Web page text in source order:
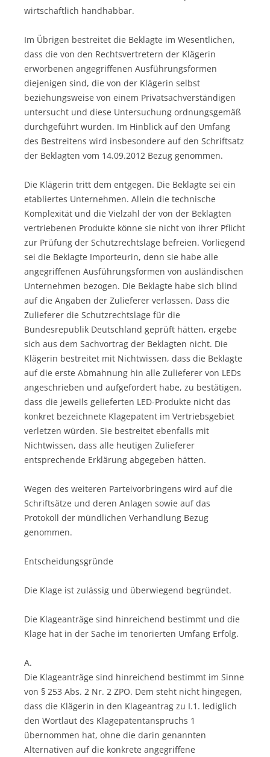
wirtschaftlich handhabbar.
Im Übrigen bestreitet die Beklagte im Wesentlichen,
dass die von den Rechtsvertretern der Klägerin
erworbenen angegriffenen Ausführungsformen
diejenigen sind, die von der Klägerin selbst
beziehungsweise von einem Privatsachverständigen
untersucht und diese Untersuchung ordnungsgemäß
durchgeführt wurden. Im Hinblick auf den Umfang
des Bestreitens wird insbesondere auf den Schriftsatz
der Beklagten vom 14.09.2012 Bezug genommen.
Die Klägerin tritt dem entgegen. Die Beklagte sei ein
etabliertes Unternehmen. Allein die technische
Komplexität und die Vielzahl der von der Beklagten
vertriebenen Produkte könne sie nicht von ihrer Pflicht
zur Prüfung der Schutzrechtslage befreien. Vorliegend
sei die Beklagte Importeurin, denn sie habe alle
angegriffenen Ausführungsformen von ausländischen
Unternehmen bezogen. Die Beklagte habe sich blind
auf die Angaben der Zulieferer verlassen. Dass die
Zulieferer die Schutzrechtslage für die
Bundesrepublik Deutschland geprüft hätten, ergebe
sich aus dem Sachvortrag der Beklagten nicht. Die
Klägerin bestreitet mit Nichtwissen, dass die Beklagte
auf die erste Abmahnung hin alle Zulieferer von LEDs
angeschrieben und aufgefordert habe, zu bestätigen,
dass die jeweils gelieferten LED-Produkte nicht das
konkret bezeichnete Klagepatent im Vertriebsgebiet
verletzen würden. Sie bestreitet ebenfalls mit
Nichtwissen, dass alle heutigen Zulieferer
entsprechende Erklärung abgegeben hätten.
Wegen des weiteren Parteivorbringens wird auf die
Schriftsätze und deren Anlagen sowie auf das
Protokoll der mündlichen Verhandlung Bezug
genommen.
Entscheidungsgründe
Die Klage ist zulässig und überwiegend begründet.
Die Klageanträge sind hinreichend bestimmt und die
Klage hat in der Sache im tenorierten Umfang Erfolg.
A.
Die Klageanträge sind hinreichend bestimmt im Sinne
von § 253 Abs. 2 Nr. 2 ZPO. Dem steht nicht hingegen,
dass die Klägerin in den Klageantrag zu I.1. lediglich
den Wortlaut des Klagepatentanspruchs 1
übernommen hat, ohne die darin genannten
Alternativen auf die konkrete angegriffene